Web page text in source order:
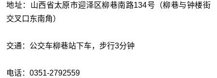
地址：山西省太原市迎泽区柳巷南路134号（柳巷与钟楼街
交叉口东南角）
交通：公交车柳巷站下车，步行3分钟
电话：0351-2792559